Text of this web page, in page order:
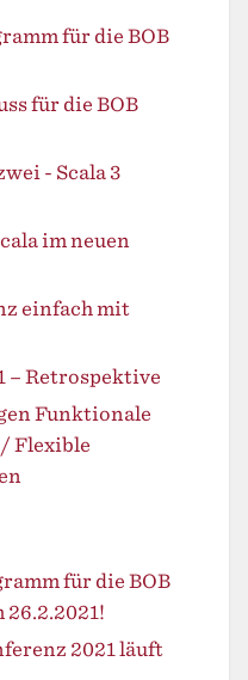
für die BOB
für die BOB
- Scala 3
im neuen
einfach mit
– Retrospektive
Funktionale
Flexible
für die BOB
26.2.2021!
2021 läuft